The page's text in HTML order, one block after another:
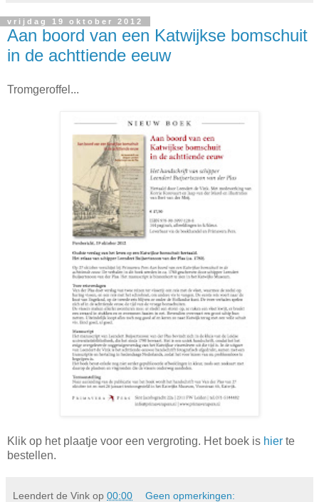
vrijdag 19 oktober 2012
Aan boord van een Katwijkse bomschuit
in de achttiende eeuw
Tromgeroffel...
Klik op het plaatje voor een vergroting. Het boek is hier te
bestellen.
Leendert de Vink op 00:00 Geen opmerkingen: